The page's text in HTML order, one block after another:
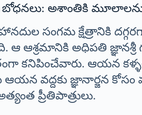
బోధనలు: అశాంతికి
సంగమ క్షేత్రానికి
ఆ ఆశ్రమానికి అధిపతి
కనిపించేవారు. ఆయన
ఆయన వద్దకు జ్ఞానార్జన
ప్రీతిపాత్రులు.